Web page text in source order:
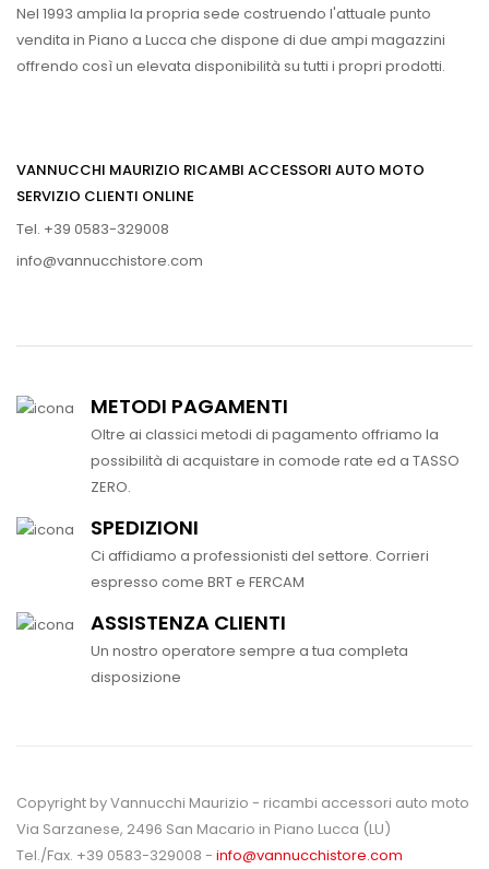
Nel 1993 amplia la propria sede costruendo l'attuale punto
vendita in Piano a Lucca che dispone di due ampi magazzini
offrendo così un elevata disponibilità su tutti i propri prodotti.
VANNUCCHI MAURIZIO RICAMBI ACCESSORI AUTO MOTO
SERVIZIO CLIENTI ONLINE
Tel. +39 0583-329008
info@vannucchistore.com
METODI PAGAMENTI
Oltre ai classici metodi di pagamento offriamo la
possibilità di acquistare in comode rate ed a TASSO
ZERO.
SPEDIZIONI
Ci affidiamo a professionisti del settore. Corrieri
espresso come BRT e FERCAM
ASSISTENZA CLIENTI
Un nostro operatore sempre a tua completa
disposizione
Copyright by Vannucchi Maurizio - ricambi accessori auto moto
Via Sarzanese, 2496 San Macario in Piano Lucca (LU)
Tel./Fax. +39 0583-329008 - info@vannucchistore.com